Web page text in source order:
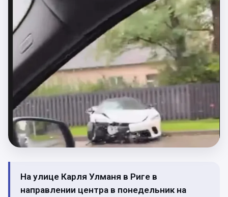
На улице Карля Улманя в Риге в
направлении центра в понедельник на